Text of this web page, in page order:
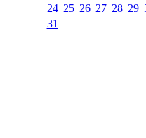
24 25 26 27 28 29
31